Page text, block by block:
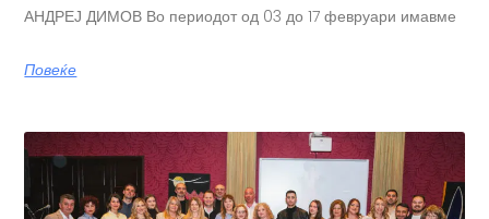
АНДРЕЈ ДИМОВ Во периодот од 03 до 17 февруари имавме
Повеќе